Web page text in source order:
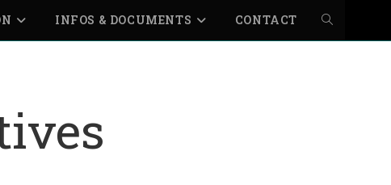
INFOS & DOCUMENTS CONTACT